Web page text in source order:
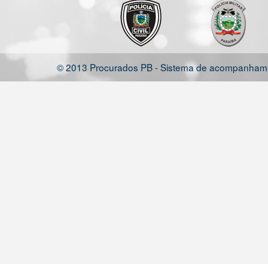
© 2013 Procurados PB - Sistema de